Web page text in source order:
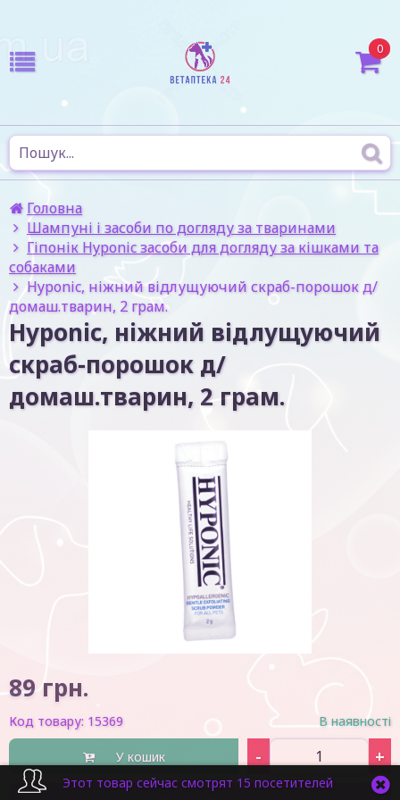
0
Головна
Шампуні і засоби по догляду за тваринами
Гіпонік Hyponic засоби для догляду за кішками та
собаками
Hyponic, ніжний відлущуючий скраб-порошок д/
домаш.тварин, 2 грам.
Hyponic, ніжний відлущуючий
скраб-порошок д/
домаш.тварин, 2 грам.
89 грн.
Код товару: 15369 В наявності
У кошик - +
Этот товар сейчас смотрят 15 посетителей